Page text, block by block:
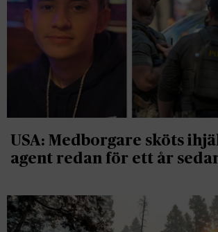
USA: Medborgare sköts
agent redan för ett år